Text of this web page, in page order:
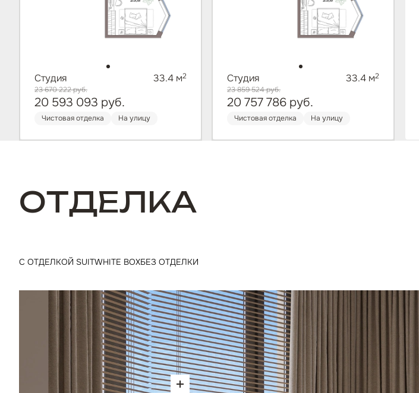
Студия 33.4 м2
23 670 222руб.
20 593 093 руб.
Чистовая отделка На улицу
Студия 33.4 м2
23 859 524руб.
20 757 786 руб.
Чистовая отделка На улицу
ОТДЕЛКА
С ОТДЕЛКОЙ SUITWHITE BOXБЕЗ ОТДЕЛКИ